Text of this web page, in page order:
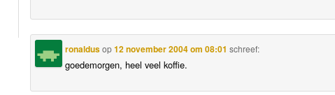
ronaldusop12 november 2004 om 08:01 schreef:
goedemorgen, heel veel koffie.